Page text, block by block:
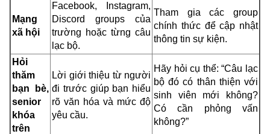
Mạng
xã hội
Facebook, Instagram,
Discord groups của
trường hoặc từng câu
lạc bộ.
Tham gia các group
chính thức để cập nhật
thông tin sự kiện.
Hỏi
thăm
bạn bè,
senior
khóa
trên
Lời giới thiệu từ người
đi trước giúp bạn hiểu
rõ văn hóa và mức độ
yêu cầu.
Hãy hỏi cụ thể: “Câu lạc
bộ đó có thân thiện với
sinh viên mới không?
Có cần phỏng vấn
không?”